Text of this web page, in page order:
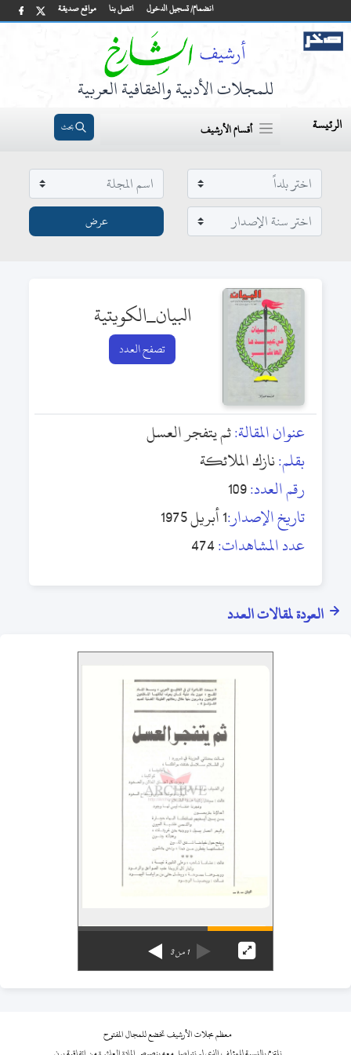
مواقع صديقة اتصل بنا انضمام/ تسجيل الدخول
للمجلات الأدبية والثقافية العربية
الرئيسة أقسام الأرشيف بحث
البيان_الكويتية
تصفح العدد
عنوان المقالة:ثم يتفجر العسل
بقلم:نازك الملائكة
رقم العدد:109
تاريخ الإصدار:1 أبريل 1975
عدد المشاهدات:474
العودة لمقالات العدد
1من3
معظم مجلات الأرشيف تخضع للمجال المفتوح